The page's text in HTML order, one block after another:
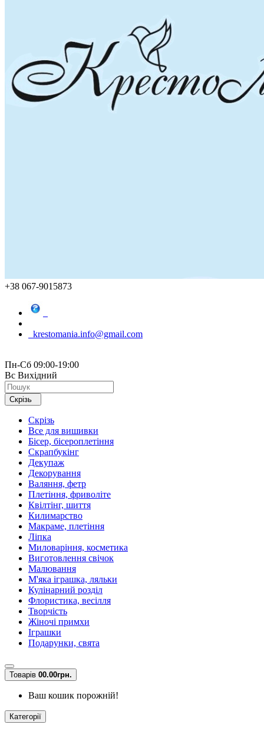
+38 067-9015873
krestomania.info@gmail.com
Пн-Сб 09:00-19:00
Вс Вихідний
Скрізь
Скрізь
Все для вишивки
Бісер, бісероплетіння
Скрапбукінг
Декупаж
Декорування
Валяння, фетр
Плетіння, фриволіте
Квілтінг, шиття
Килимарство
Макраме, плетіння
Ліпка
Миловаріння, косметика
Виготовлення свічок
Малювання
М'яка іграшка, ляльки
Кулінарний розділ
Флористика, весілля
Творчість
Жіночі примхи
Іграшки
Подарунки, свята
Товарів 00.00грн.
Ваш кошик порожній!
Категорії